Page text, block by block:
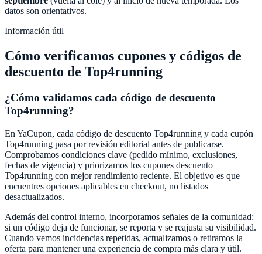
datos son orientativos.
Información útil
Cómo verificamos cupones y códigos de
descuento de Top4running
¿Cómo validamos cada código de descuento
Top4running?
En YaCupon, cada código de descuento Top4running y cada cupón
Top4running pasa por revisión editorial antes de publicarse.
Comprobamos condiciones clave (pedido mínimo, exclusiones,
fechas de vigencia) y priorizamos los cupones descuento
Top4running con mejor rendimiento reciente. El objetivo es que
encuentres opciones aplicables en checkout, no listados
desactualizados.
Además del control interno, incorporamos señales de la comunidad:
si un código deja de funcionar, se reporta y se reajusta su visibilidad.
Cuando vemos incidencias repetidas, actualizamos o retiramos la
oferta para mantener una experiencia de compra más clara y útil.